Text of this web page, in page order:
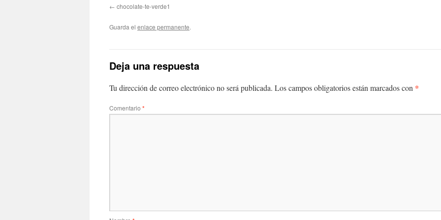
chocolate-te-verde1
Guarda el enlace permanente.
Deja una respuesta
Tu dirección de correo electrónico no será publicada. Los campos obligatorios están marcados con *
Comentario *